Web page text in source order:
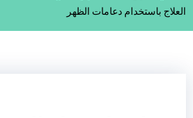
العلاج باستخدام دعامات الظهر